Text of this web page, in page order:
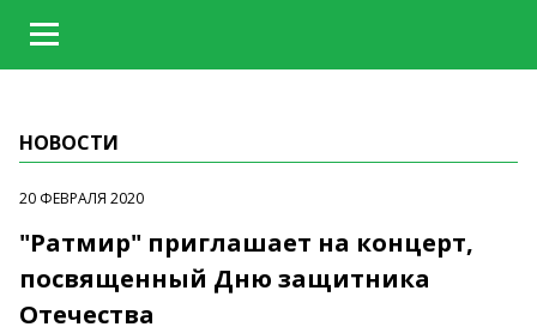
НОВОСТИ
20 ФЕВРАЛЯ 2020
"Ратмир" приглашает на концерт,
посвященный Дню защитника
Отечества